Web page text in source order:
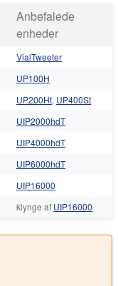
Anbefalede
enheder
VialTweeter
UP100H
UP200Ht, UP400St
UIP2000hdT
UIP4000hdT
UIP6000hdT
UIP16000
klynge af UIP16000